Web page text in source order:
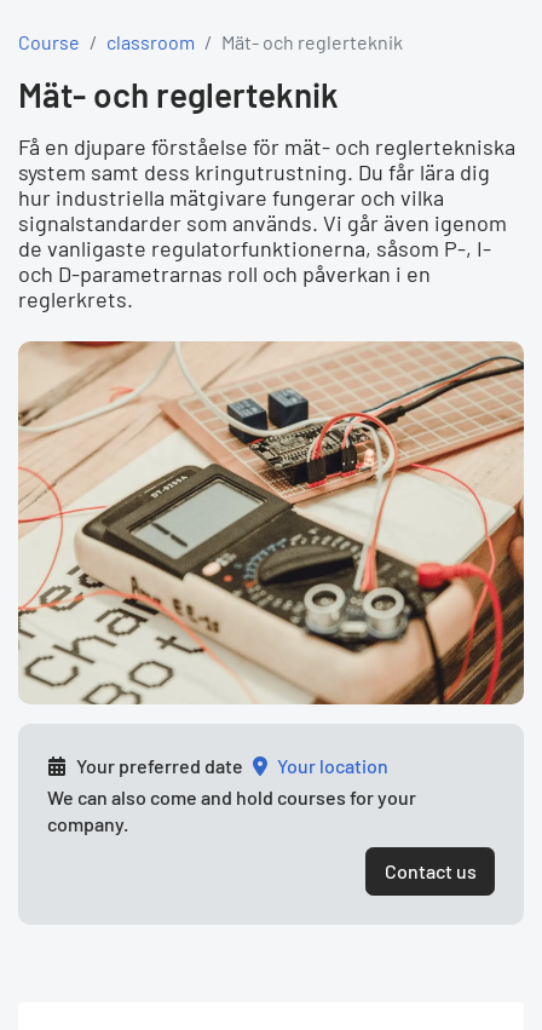
Course classroom Mät- och reglerteknik
Mät- och reglerteknik
Få en djupare förståelse för mät- och reglertekniska
system samt dess kringutrustning. Du får lära dig
hur industriella mätgivare fungerar och vilka
signalstandarder som används. Vi går även igenom
de vanligaste regulatorfunktionerna, såsom P-, I-
och D-parametrarnas roll och påverkan i en
reglerkrets.
Your preferred date
your location
We can also come and hold courses for your
company.
Contact us